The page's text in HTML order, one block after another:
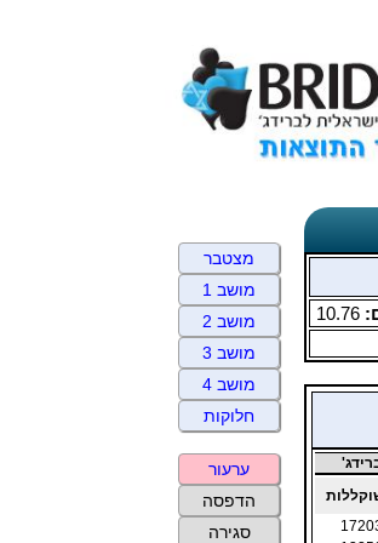
10.76
מצטבר
מושב 1
מושב 2
מושב 3
מושב 4
חלוקות
ערעור
הדפסה
סגירה